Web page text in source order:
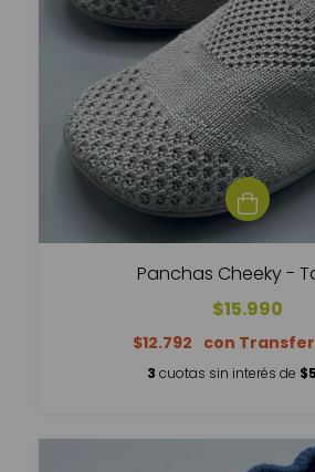
Panchas Cheeky -
$15.990
$12.792
3 cuotas sin interés de